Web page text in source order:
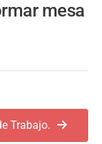
mesa
Trabajo.